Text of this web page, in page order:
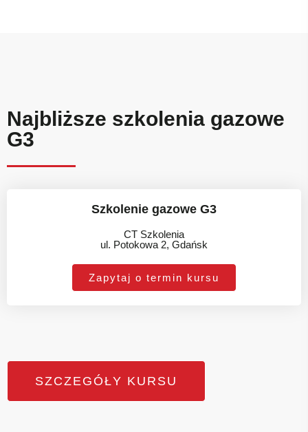
Najbliższe szkolenia gazowe
G3
Szkolenie gazowe G3
CT Szkolenia
ul. Potokowa 2, Gdańsk
Zapytaj o termin kursu
SZCZEGÓŁY KURSU